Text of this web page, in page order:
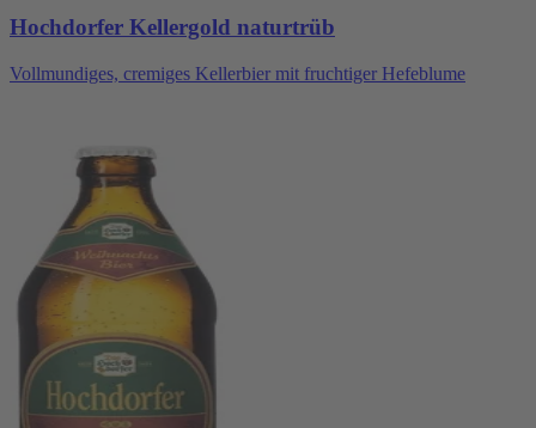
Hochdorfer Kellergold naturtrüb
Vollmundiges, cremiges Kellerbier mit fruchtiger Hefeblume